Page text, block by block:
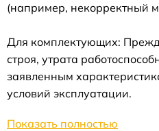
(например, некорректный
Для комплектующих:
строя, утрата
заявленным
условий эксплуатации.
Показать полностью